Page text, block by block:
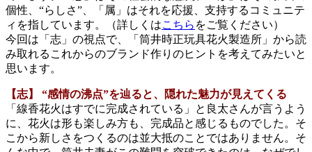
個性、“らしさ”、「属」はそれを応援、支持するコミュニテ
ィを指しています。（詳しくはこちら をご覧ください）
今回は「志」の視点で、「筒井時正玩具花火製造所」から読
み取れるこれからのブランド作りのヒントを考えてみたいと
思います。
【志】 “感情の沸点”を辿ると、隠れた魅力が見えてくる
「線香花火はすでに完成されている」と良太さんが言うよう
に、花火は形も楽しみ方も、完成品と感じるものでした。そ
こから新しさをつくるのは並大抵のことではありません。そ